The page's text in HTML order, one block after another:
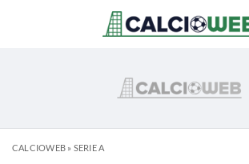
CALCIOWEB» SERIE A